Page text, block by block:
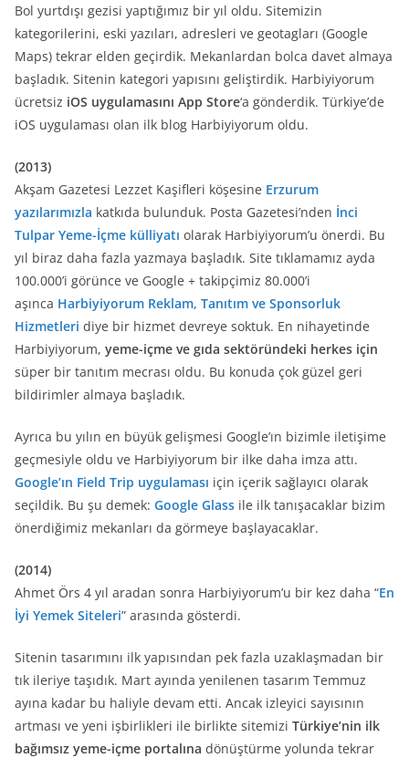
Bol yurtdışı gezisi yaptığımız bir yıl oldu. Sitemizin
kategorilerini, eski yazıları, adresleri ve geotagları (Google
Maps) tekrar elden geçirdik. Mekanlardan bolca davet almaya
başladık. Sitenin kategori yapısını geliştirdik. Harbiyiyorum
ücretsiz iOS uygulamasını App Store‘a gönderdik. Türkiye’de
iOS uygulaması olan ilk blog Harbiyiyorum oldu.
(2013)
Akşam Gazetesi Lezzet Kaşifleri köşesine Erzurum
yazılarımızla katkıda bulunduk. Posta Gazetesi’nden İnci
Tulpar Yeme-İçme külliyatı olarak Harbiyiyorum’u önerdi. Bu
yıl biraz daha fazla yazmaya başladık. Site tıklamamız ayda
100.000’i görünce ve Google + takipçimiz 80.000’i
aşınca Harbiyiyorum Reklam, Tanıtım ve Sponsorluk
Hizmetleri diye bir hizmet devreye soktuk. En nihayetinde
Harbiyiyorum, yeme-içme ve gıda sektöründeki herkes için
süper bir tanıtım mecrası oldu. Bu konuda çok güzel geri
bildirimler almaya başladık.
Ayrıca bu yılın en büyük gelişmesi Google’ın bizimle iletişime
geçmesiyle oldu ve Harbiyiyorum bir ilke daha imza attı.
Google’ın Field Trip uygulaması için içerik sağlayıcı olarak
seçildik. Bu şu demek: Google Glass ile ilk tanışacaklar bizim
önerdiğimiz mekanları da görmeye başlayacaklar.
(2014)
Ahmet Örs 4 yıl aradan sonra Harbiyiyorum’u bir kez daha “En
İyi Yemek Siteleri” arasında gösterdi.
Sitenin tasarımını ilk yapısından pek fazla uzaklaşmadan bir
tık ileriye taşıdık. Mart ayında yenilenen tasarım Temmuz
ayına kadar bu haliyle devam etti. Ancak izleyici sayısının
artması ve yeni işbirlikleri ile birlikte sitemizi Türkiye’nin ilk
bağımsız yeme-içme portalına dönüştürme yolunda tekrar